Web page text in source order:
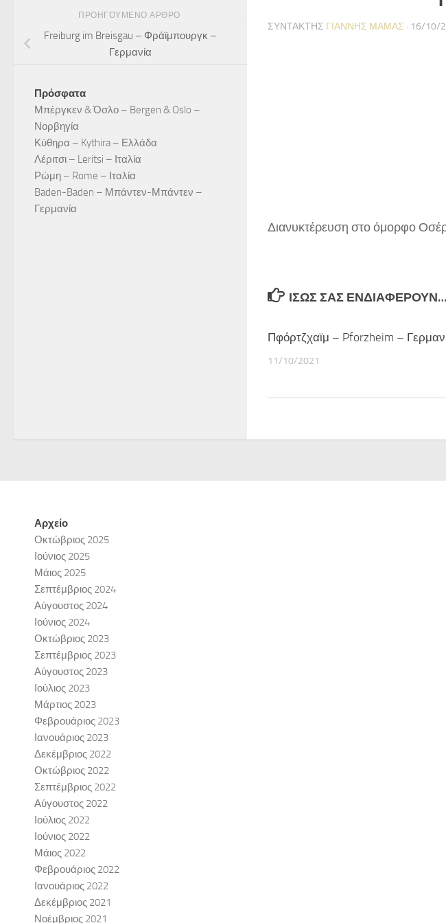
ΣΥΝΤΆΚΤΗΣ ΓΙΆΝΝΗΣ ΜΑΜΆΣ · 16/10/
Διανυκτέρευση στο όμορφο
ΊΣΩΣ ΣΑΣ ΕΝΔΙΑΦΈΡΟΥΝ…
Πφόρτζχαϊμ – Pforzheim –
11/10/2021
ΠΡΟΗΓΟΎΜΕΝΟ ΆΡΘΡΟ
Freiburg im Breisgau – Φράϊμπουργκ –
Γερμανία
Πρόσφατα
Μπέργκεν & Όσλο – Bergen & Oslo –
Νορβηγία
Κύθηρα – Kythira – Ελλάδα
Λέριτσι – Leritsi – Ιταλία
Ρώμη – Rome – Ιταλία
Baden-Baden – Μπάντεν-Μπάντεν –
Γερμανία
Αρχείο
Οκτώβριος 2025
Ιούνιος 2025
Μάιος 2025
Σεπτέμβριος 2024
Αύγουστος 2024
Ιούνιος 2024
Οκτώβριος 2023
Σεπτέμβριος 2023
Αύγουστος 2023
Ιούλιος 2023
Μάρτιος 2023
Φεβρουάριος 2023
Ιανουάριος 2023
Δεκέμβριος 2022
Οκτώβριος 2022
Σεπτέμβριος 2022
Αύγουστος 2022
Ιούλιος 2022
Ιούνιος 2022
Μάιος 2022
Φεβρουάριος 2022
Ιανουάριος 2022
Δεκέμβριος 2021
Νοέμβριος 2021